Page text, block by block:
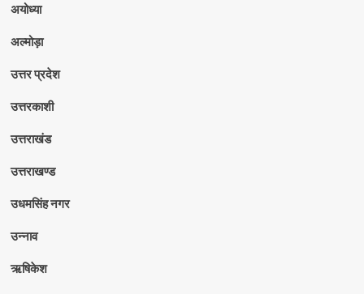
अयोध्या
अल्मोड़ा
उत्तर प्रदेश
उत्तरकाशी
उत्तराखंड
उत्तराखण्ड
उधमसिंह नगर
उन्नाव
ऋषिकेश